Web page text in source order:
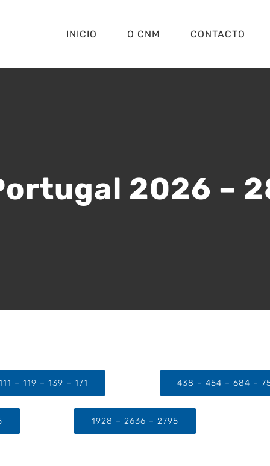
INICIO O CNM CONTACTO
2026 –
– 119 – 139 – 171 438 – 454 – 684 –
1928 – 2636 – 2795